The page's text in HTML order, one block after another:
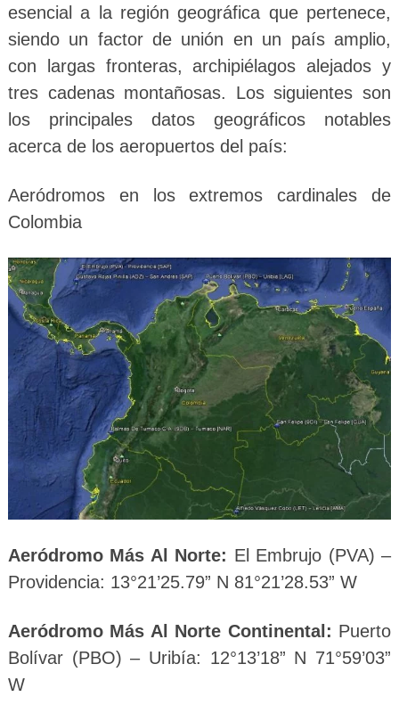
esencial a la región geográfica que pertenece,
siendo un factor de unión en un país amplio,
con largas fronteras, archipiélagos alejados y
tres cadenas montañosas. Los siguientes son
los principales datos geográficos notables
acerca de los aeropuertos del país:
Aeródromos en los extremos cardinales de
Colombia
Aeródromo Más Al Norte: El Embrujo (PVA) –
Providencia: 13°21’25.79” N 81°21’28.53” W
Aeródromo Más Al Norte Continental: Puerto
Bolívar (PBO) – Uribía: 12°13’18” N 71°59’03”
W